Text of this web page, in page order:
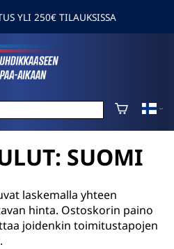
YLI 250€ TILAUKSISSA
SUOMI
laskemalla yhteen
hinta. Ostoskorin paino
joidenkin toimitustapojen